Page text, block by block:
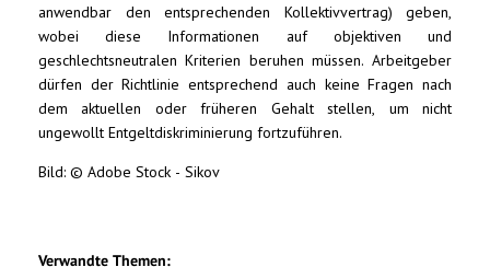
anwendbar den entsprechenden Kollektivvertrag) geben,
wobei diese Informationen auf objektiven und
geschlechtsneutralen Kriterien beruhen müssen. Arbeitgeber
dürfen der Richtlinie entsprechend auch keine Fragen nach
dem aktuellen oder früheren Gehalt stellen, um nicht
ungewollt Entgeltdiskriminierung fortzuführen.
Bild: © Adobe Stock - Sikov
Verwandte Themen: